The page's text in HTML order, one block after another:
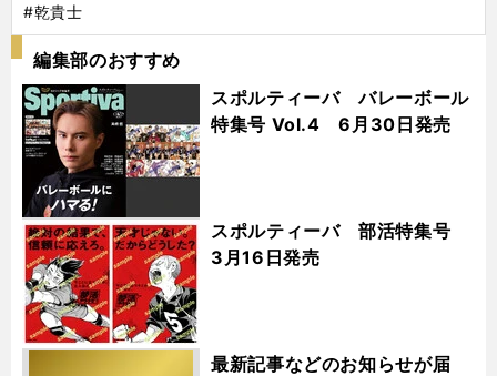
#乾貴士
編集部のおすすめ
スポルティーバ バレーボール
特集号 Vol.4 6月30日発売
スポルティーバ 部活特集号
3月16日発売
最新記事などのお知らせが届